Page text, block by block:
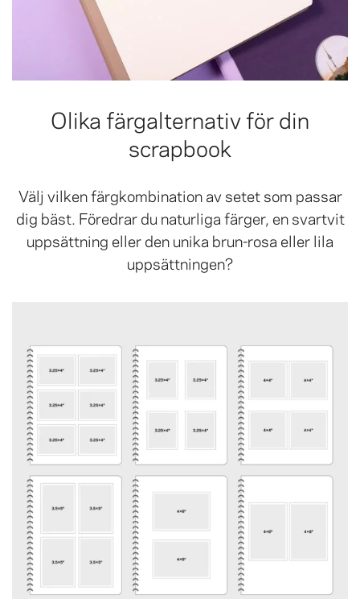
Olika färgalternativ för din
scrapbook
Välj vilken färgkombination av setet som passar
dig bäst. Föredrar du naturliga färger, en svartvit
uppsättning eller den unika brun-rosa eller lila
uppsättningen?